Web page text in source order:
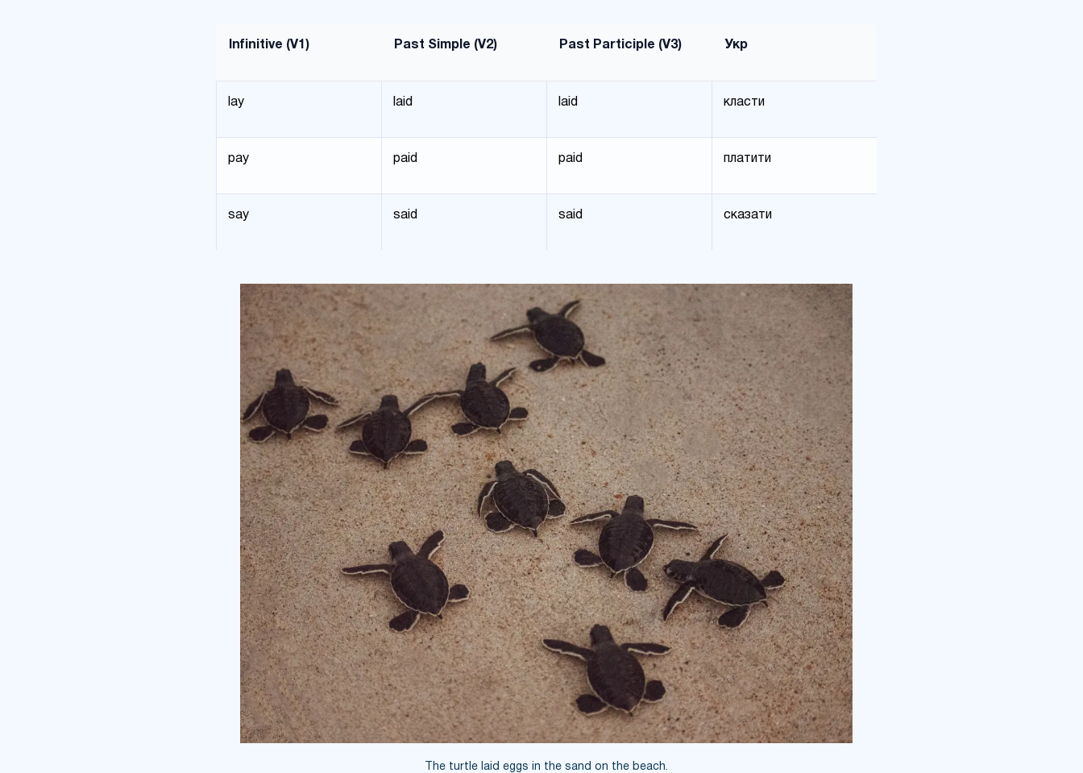
Infinitive (V1) Past Simple (V2) Past Participle (V3) Укр
lay laid laid класти
pay paid paid платити
say said said сказати
The turtle laid eggs in the sand on the beach.